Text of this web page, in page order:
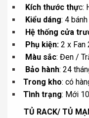
Kích thước thực:
Kiểu dáng: 4
Hệ thống cửa
Phụ kiện: 2 x Fan
Màu sắc: Đen /
Bảo hành: 24
Trong kho: có
Tình trạng: Mới
TỦ RACK/ TỦ